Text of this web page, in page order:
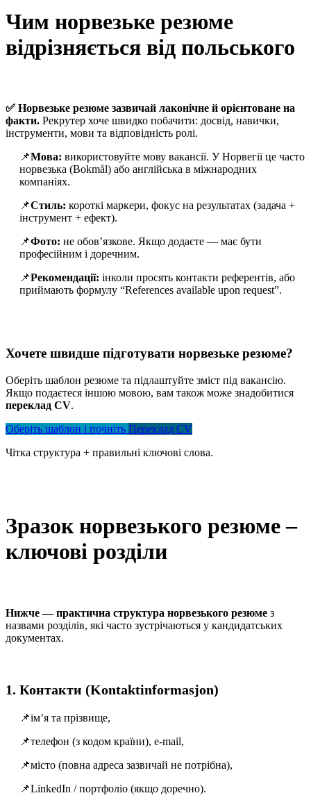
Чим норвезьке резюме
відрізняється від польського
✅ Норвезьке резюме зазвичай лаконічне й орієнтоване на
факти. Рекрутер хоче швидко побачити: досвід, навички,
інструменти, мови та відповідність ролі.
📌Мова: використовуйте мову вакансії. У Норвегії це часто
норвезька (Bokmål) або англійська в міжнародних
компаніях.
📌Стиль: короткі маркери, фокус на результатах (задача +
інструмент + ефект).
📌Фото: не обов’язкове. Якщо додаєте — має бути
професійним і доречним.
📌Рекомендації: інколи просять контакти референтів, або
приймають формулу “References available upon request”.
Хочете швидше підготувати норвезьке резюме?
Оберіть шаблон резюме та підлаштуйте зміст під вакансію.
Якщо подаєтеся іншою мовою, вам також може знадобитися
переклад CV.
Оберіть шаблон і почніть Переклад CV
Чітка структура + правильні ключові слова.
Зразок норвезького резюме –
ключові розділи
Нижче — практична структура норвезького резюме з
назвами розділів, які часто зустрічаються у кандидатських
документах.
1. Контакти (Kontaktinformasjon)
📌ім’я та прізвище,
📌телефон (з кодом країни), e-mail,
📌місто (повна адреса зазвичай не потрібна),
📌LinkedIn / портфоліо (якщо доречно).